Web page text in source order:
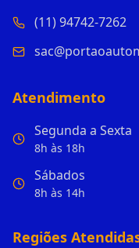
(11) 94742-7262
Atendimento
Segunda a Sexta
8h às 18h
Sábados
8h às 14h
Regiões